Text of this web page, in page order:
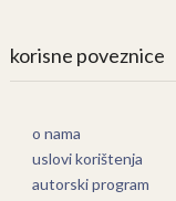
korisne poveznice
o nama
uslovi korištenja
autorski program